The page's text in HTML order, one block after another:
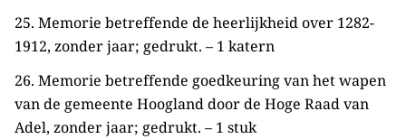
25. Memorie betreffende de heerlijkheid over 1282-
1912, zonder jaar; gedrukt. – 1 katern
26. Memorie betreffende goedkeuring van het wapen
van de gemeente Hoogland door de Hoge Raad van
Adel, zonder jaar; gedrukt. – 1 stuk